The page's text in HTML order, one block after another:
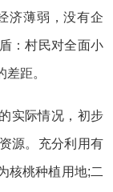
济薄弱，没有企
：村民对全面小
距。
实际情况，初步
源。充分利用有
核桃种植用地;二